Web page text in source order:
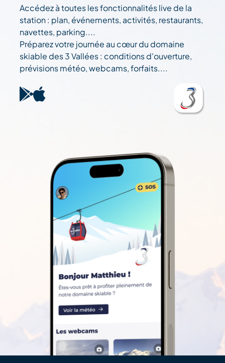
Accédez à toutes les fonctionnalités live de la
station : plan, événements, activités, restaurants,
navettes, parking....
Préparez votre journée au cœur du domaine
skiable des 3 Vallées : conditions d'ouverture,
prévisions météo, webcams, forfaits....